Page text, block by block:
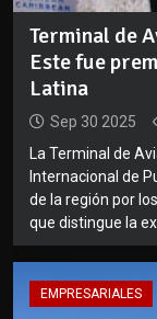
Terminal de
Este fue
Latina
Sep 30 2025
La Terminal de
Internacional de
de la región por
que distingue la ex...
EMPRESARIALES